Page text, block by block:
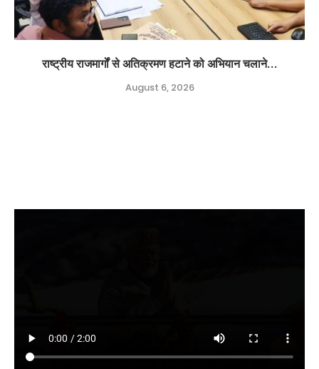
राष्ट्रीय राजमार्गों से अतिक्रमण हटाने को अभियान चलाने...
August 6, 2026